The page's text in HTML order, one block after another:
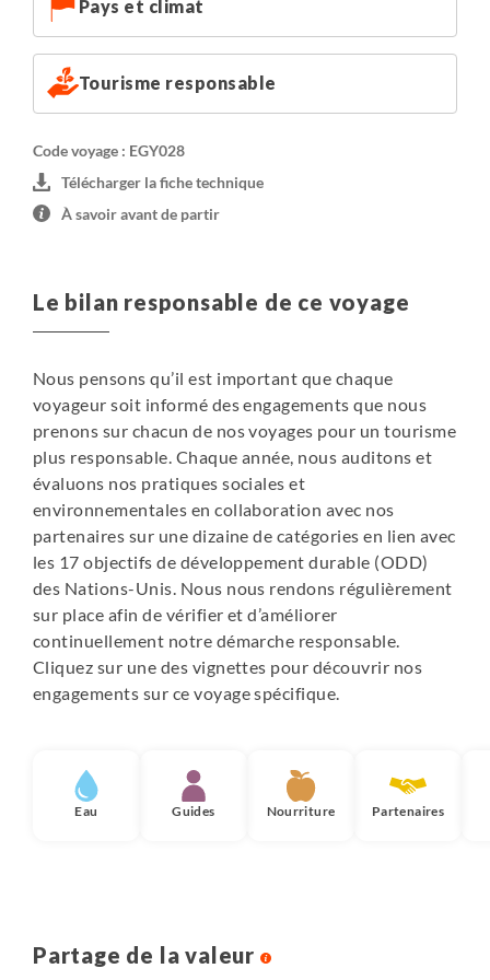
Pays et climat
Tourisme responsable
Code voyage : EGY028
Télécharger la fiche technique
À savoir avant de partir
Le bilan responsable de ce voyage
Nous pensons qu’il est important que chaque
voyageur soit informé des engagements que nous
prenons sur chacun de nos voyages pour un tourisme
plus responsable. Chaque année, nous auditons et
évaluons nos pratiques sociales et
environnementales en collaboration avec nos
partenaires sur une dizaine de catégories en lien avec
les 17 objectifs de développement durable (ODD)
des Nations-Unis. Nous nous rendons régulièrement
sur place afin de vérifier et d’améliorer
continuellement notre démarche responsable.
Cliquez sur une des vignettes pour découvrir nos
engagements sur ce voyage spécifique.
Eau Guides Nourriture Partenaires
Partage de la valeur